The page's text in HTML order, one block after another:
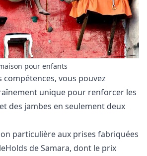
pour enfants
compétences, vous pouvez
unique pour renforcer les
des jambes en seulement deux
particulière aux prises fabriquées
de Samara, dont le prix